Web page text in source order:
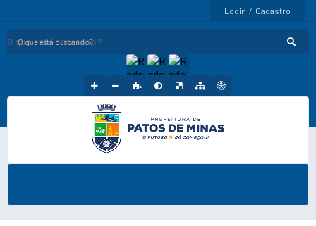
Login / Cadastro
O que está buscando?